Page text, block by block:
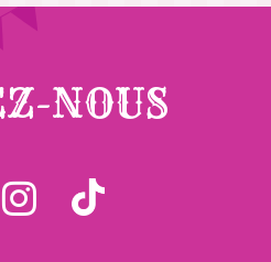
NOUS